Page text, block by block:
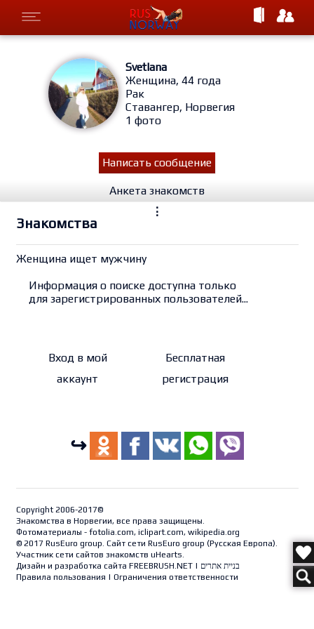
Svetlana
Женщина, 44 года
Рак
Ставангер, Норвегия
1 фото
Написать сообщение
Анкета знакомств
⋮
Знакомства
Женщина ищет мужчину
Информация о поиске доступна только
для зарегистрированных пользователей...
Вход в мой
аккаунт
Бесплатная
регистрация
↪
Copyright 2006-2017©
Знакомства в Норвегии, все права защищены.
Фотоматериалы - fotolia.com, iclipart.com, wikipedia.org
© 2017 RusEuro group. Сайт сети RusEuro group (Русская Европа).
Участник сети сайтов знакомств uHearts.
Дизайн и разработка сайта FREEBRUSH.NET| בניית אתרים
Правила пользования | Ограничения ответственности